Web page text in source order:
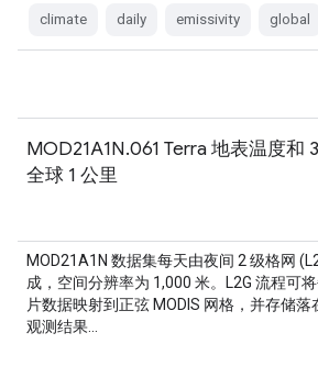
climate daily emissivity global
MOD21A1N.061 Terra 地表温度和
全球 1 公里
MOD21A1N 数据集每天由夜间 2 级格网
成，空间分辨率为 1,000 米。L2G 流程可
片数据映射到正弦 MODIS 网格，并存储
观测结果…